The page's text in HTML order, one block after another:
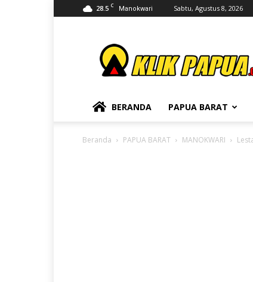
28.5 C Manokwari Sabtu, Agustus 8, 2026
BERANDA PAPUA BARAT
Beranda PAPUA BARAT MANOKWARI